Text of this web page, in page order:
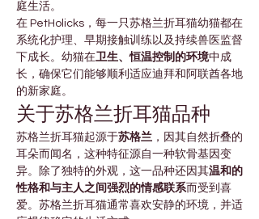
庭生活。
在 PetHolicks，每一只苏格兰折耳猫幼猫都在
系统化护理、早期接触训练以及持续兽医监督
下成长。幼猫在卫生、恒温控制的环境中成
长，确保它们能够顺利适应迪拜和阿联酋各地
的新家庭。
关于苏格兰折耳猫品种
苏格兰折耳猫起源于苏格兰 ，因其自然折叠的
耳朵而闻名，这种特征源自一种软骨基因变
异。除了独特的外观，这一品种还因其温和的
性格和与主人之间强烈的情感联系而受到喜
爱。苏格兰折耳猫通常喜欢安静的环境，并适